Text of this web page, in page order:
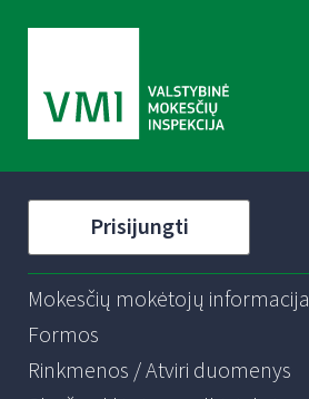
Prisijungti
Mokesčių mokėtojų informacija
Formos
Rinkmenos / Atviri duomenys